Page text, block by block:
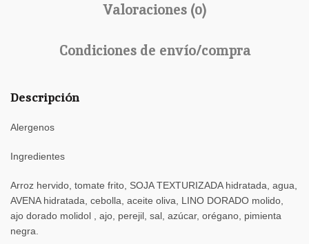
Valoraciones (0)
Condiciones de envío/compra
Descripción
Alergenos
Ingredientes
Arroz hervido, tomate frito, SOJA TEXTURIZADA hidratada, agua,
AVENA hidratada, cebolla, aceite oliva, LINO DORADO molido,
ajo dorado molidol , ajo, perejil, sal, azúcar, orégano, pimienta
negra.